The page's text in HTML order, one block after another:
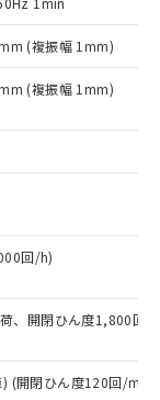
(複振幅 1mm)
(複振幅 1mm)
回/h)
、開閉ひん度1,800回/
(開閉ひん度120回/min)
果は、
社内デー
あり、閲
および標
はお客
担当のオ
売員に
販売拠
ご確認
を当社の
作成サー
下、 カド
ビフェニル
ルヘキシ
ル酸ブチ
超える意
、予定
カドミウ
ニルエーテ
フタル酸ジ
ベンジ
てが基
有害物
る商品
を輸出
は、日本
引許
続きを
は、完
出されな
はその他
に一切
売する
容を当
当社は、
係者が違
あり
につ
先、ま
にご確
状況の